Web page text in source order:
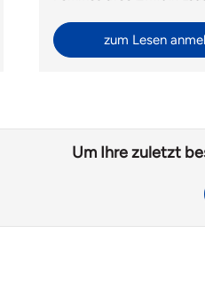
Frauenradsport. Neben
Social Ride mit Velomania
zum Lesen
Um Ihre zuletzt